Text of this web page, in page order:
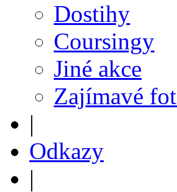
Dostihy
Coursingy
Jiné akce
Zajímavé
|
Odkazy
|